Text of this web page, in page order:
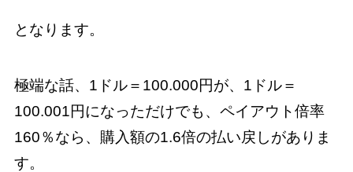
となります。
極端な話、1ドル＝100.000円が、1ドル＝
100.001円になっただけでも、ペイアウト倍率
160％なら、購入額の1.6倍の払い戻しがありま
す。